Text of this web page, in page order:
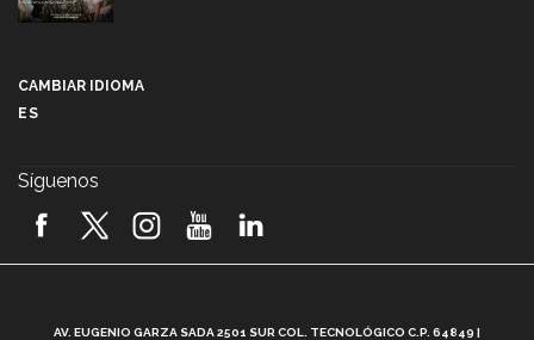
2026! (video)
CAMBIAR IDIOMA
ES
Síguenos
AV. EUGENIO GARZA SADA 2501 SUR COL. TECNOLÓGICO C.P. 64849 |